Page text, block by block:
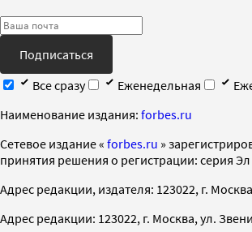
Подписаться
Все сразу
Еженедельная
Наименование издания: forbes.ru
Cетевое издание « forbes.ru »
принятия решения о регистрации: серия
Адрес редакции, издателя: 123022, г.
Адрес редакции: 123022, г. Москва, ул.